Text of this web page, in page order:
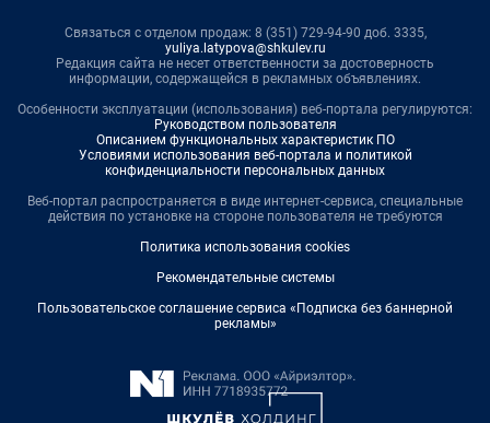
Связаться с отделом продаж: 8 (351) 729-94-90 доб. 3335,
yuliya.latypova@shkulev.ru
Редакция сайта не несет ответственности за достоверность
информации, содержащейся в рекламных объявлениях.
Особенности эксплуатации (использования) веб-портала регулируются:
Руководством пользователя
Описанием функциональных характеристик ПО
Условиями использования веб-портала и политикой
конфиденциальности персональных данных
Веб-портал распространяется в виде интернет-сервиса, специальные
действия по установке на стороне пользователя не требуются
Политика использования cookies
Рекомендательные системы
Пользовательское соглашение сервиса «Подписка без баннерной
рекламы»